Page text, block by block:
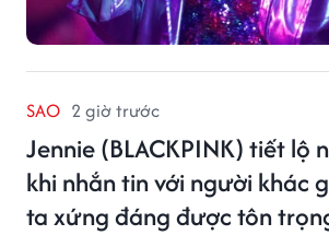
SAO 2 giờ trước
Jennie (BLACKPINK) tiết lộ
khi nhắn tin với người khác
ta xứng đáng được tôn